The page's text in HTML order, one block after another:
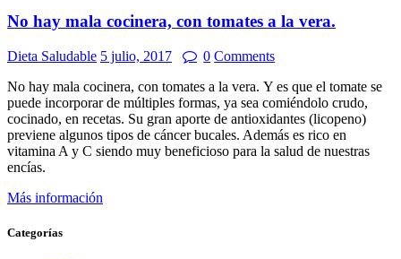
No hay mala cocinera, con tomates a la vera.
Dieta Saludable 5 julio, 2017 0 Comments
No hay mala cocinera, con tomates a la vera. Y es que el tomate se
puede incorporar de múltiples formas, ya sea comiéndolo crudo,
cocinado, en recetas. Su gran aporte de antioxidantes (licopeno)
previene algunos tipos de cáncer bucales. Además es rico en
vitamina A y C siendo muy beneficioso para la salud de nuestras
encías.
Más información
Categorías